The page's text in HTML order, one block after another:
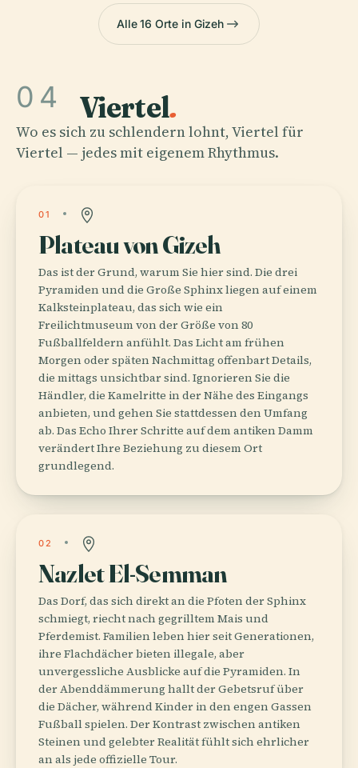
Alle 16 Orte in Gizeh
04 Viertel.
Wo es sich zu schlendern lohnt, Viertel für
Viertel — jedes mit eigenem Rhythmus.
01
Plateau von Gizeh
Das ist der Grund, warum Sie hier sind. Die drei
Pyramiden und die Große Sphinx liegen auf einem
Kalksteinplateau, das sich wie ein
Freilichtmuseum von der Größe von 80
Fußballfeldern anfühlt. Das Licht am frühen
Morgen oder späten Nachmittag offenbart Details,
die mittags unsichtbar sind. Ignorieren Sie die
Händler, die Kamelritte in der Nähe des Eingangs
anbieten, und gehen Sie stattdessen den Umfang
ab. Das Echo Ihrer Schritte auf dem antiken Damm
verändert Ihre Beziehung zu diesem Ort
grundlegend.
02
Nazlet El-Semman
Das Dorf, das sich direkt an die Pfoten der Sphinx
schmiegt, riecht nach gegrilltem Mais und
Pferdemist. Familien leben hier seit Generationen,
ihre Flachdächer bieten illegale, aber
unvergessliche Ausblicke auf die Pyramiden. In
der Abenddämmerung hallt der Gebetsruf über
die Dächer, während Kinder in den engen Gassen
Fußball spielen. Der Kontrast zwischen antiken
Steinen und gelebter Realität fühlt sich ehrlicher
an als jede offizielle Tour.